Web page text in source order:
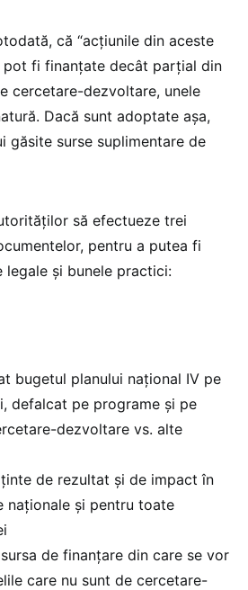
că “acțiunile din aceste
pot fi finanțate decât parțial din
cercetare-dezvoltare, unele
Dacă sunt adoptate așa,
găsite surse suplimentare de
să efectueze trei
pentru a putea fi
și bunele practici:
bugetul planului național IV pe
defalcat pe programe și pe
dezvoltare vs. alte
de rezultat și de impact în
naționale și pentru toate
de finanțare din care se vor
care nu sunt de cercetare-